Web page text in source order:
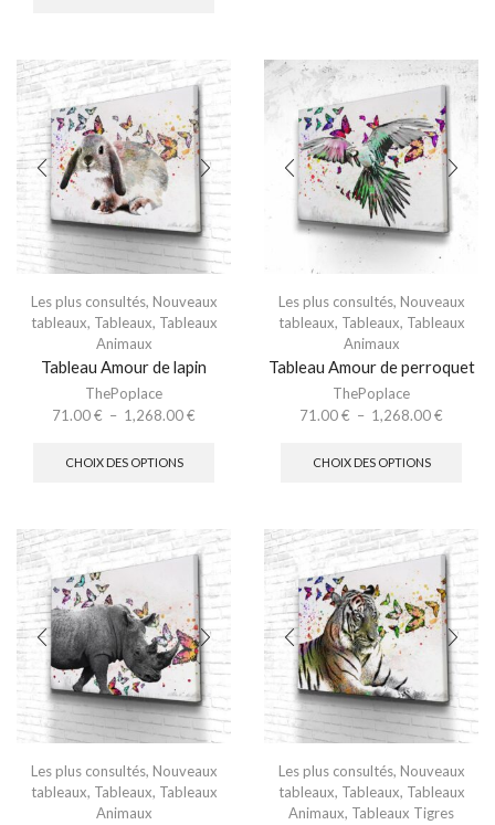
Les plus consultés, Nouveaux
tableaux, Tableaux, Tableaux
Animaux
Tableau Amour de lapin
ThePoplace
71.00€ – 1,268.00€
CHOIX DES OPTIONS
Les plus consultés, Nouveaux
tableaux, Tableaux, Tableaux
Animaux
Tableau Amour de perroquet
ThePoplace
71.00€ – 1,268.00€
CHOIX DES OPTIONS
Les plus consultés, Nouveaux
tableaux, Tableaux, Tableaux
Animaux
Les plus consultés, Nouveaux
tableaux, Tableaux, Tableaux
Animaux, Tableaux Tigres